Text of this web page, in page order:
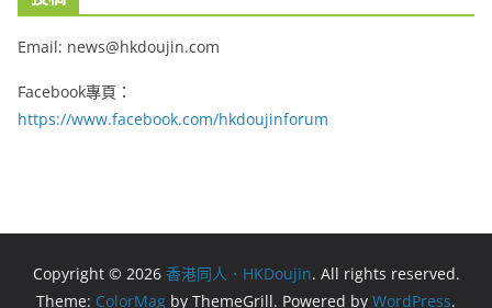
Email: news@hkdoujin.com
Facebook專頁：
https://www.facebook.com/hkdoujinforum
Copyright © 2026 香港同人．HKDoujin. All rights reserved.
Theme: ColorMag by ThemeGrill. Powered by WordPress.